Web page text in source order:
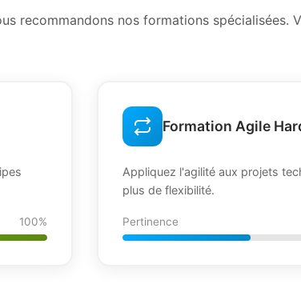
recommandons nos formations spécialisées.
100%
Formation Agile
Appliquez l'agilité aux projets
plus de flexibilité.
Pertinence